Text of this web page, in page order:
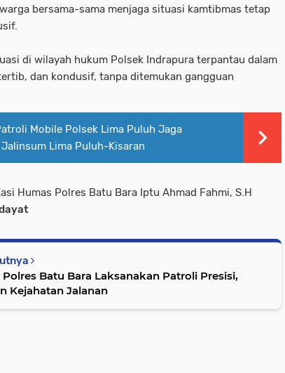
bersama-sama menjaga situasi kamtibmas tetap
di wilayah hukum Polsek Indrapura terpantau dalam
dan kondusif, tanpa ditemukan gangguan
Mobile Polsek Lima Puluh Jaga
Lima Puluh-Kisaran
Humas Polres Batu Bara Iptu Ahmad Fahmi, S.H
Polres Batu Bara Laksanakan Patroli Presisi,
Kejahatan Jalanan